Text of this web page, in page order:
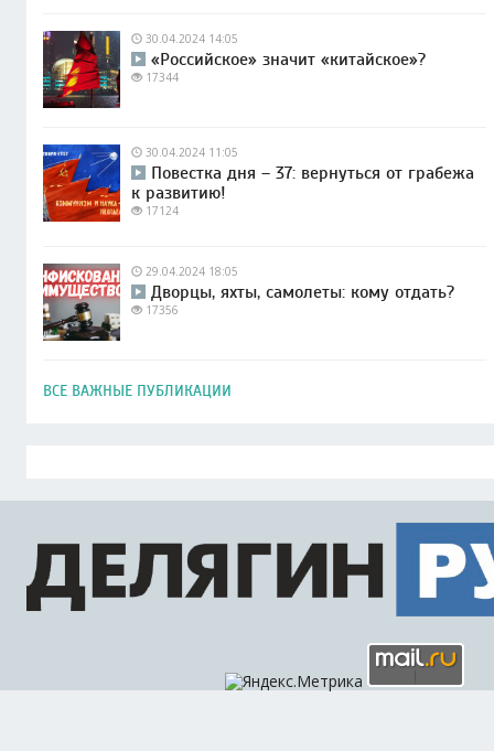
30.04.2024 14:05
«Российское» значит «китайское»?
17344
30.04.2024 11:05
Повестка дня – 37: вернуться от грабежа
к развитию!
17124
29.04.2024 18:05
Дворцы, яхты, самолеты: кому отдать?
17356
ВСЕ ВАЖНЫЕ ПУБЛИКАЦИИ